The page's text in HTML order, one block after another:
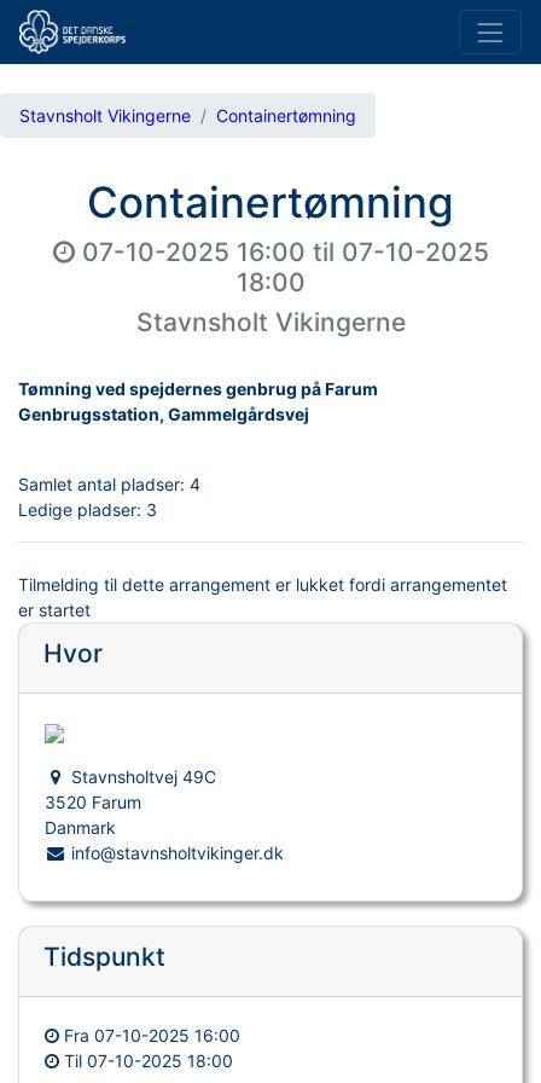
Stavnsholt Vikingerne Containertømning
Containertømning
07-10-2025 16:00 til 07-10-2025
18:00
Stavnsholt Vikingerne
Tømning ved spejdernes genbrug på Farum
Genbrugsstation, Gammelgårdsvej
Samlet antal pladser: 4
Ledige pladser: 3
Tilmelding til dette arrangement er lukket fordi arrangementet
er startet
Hvor
Stavnsholtvej 49C
3520 Farum
Danmark
info@stavnsholtvikinger.dk
Tidspunkt
Fra 07-10-2025 16:00
Til 07-10-2025 18:00